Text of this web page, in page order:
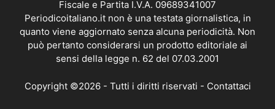
Fiscale e Partita I.V.A. 09689341007
Periodicoitaliano.it non è una testata giornalistica, in
quanto viene aggiornato senza alcuna periodicità. Non
può pertanto considerarsi un prodotto editoriale ai
sensi della legge n. 62 del 07.03.2001
Copyright ©2026 - Tutti i diritti riservati - Contattaci